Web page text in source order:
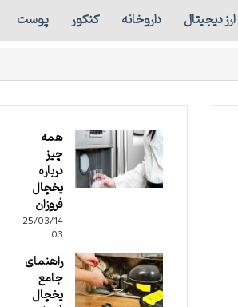
ارز دیجیتال داروخانه کنکور پوست
همه
چیز
درباره
یخچال
فروزان
25/03/14
03
راهنمای
جامع
یخچال